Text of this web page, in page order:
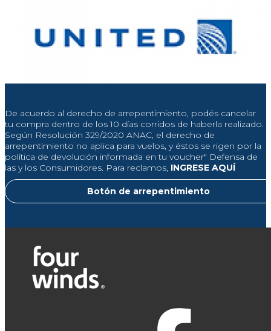
De acuerdo al derecho de arrepentimiento, podés cancelar
tu compra dentro de los 10 días corridos de haberla realizado.
Según Resolución 329/2020 ANAC, el derecho de
arrepentimiento no aplica para vuelos, y éstos se rigen por la
política de devolución informada en tu voucher" Defensa de
las y los Consumidores. Para reclamos, INGRESE AQUÍ
Botón de arrepentimiento